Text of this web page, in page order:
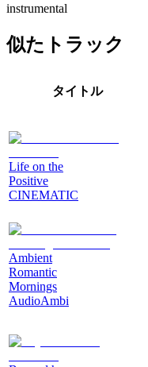
instrumental
似たトラック
タイトル
Life on the
Positive
CINEMATIC
Ambient
Romantic
Mornings
AudioAmbi